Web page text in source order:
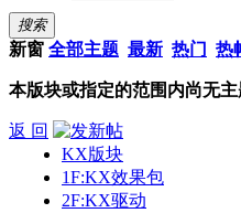
搜索
新窗 全部主题 最新 热门 热
本版块或指定的范围内尚无主
返 回
KX版块
1F:KX效果包
2F:KX驱动